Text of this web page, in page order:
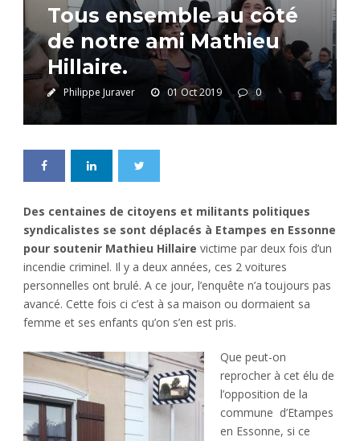
Tous ensemble au côté
de notre ami Mathieu
Hillaire.
Philippe Juraver 01 Oct 2019 0
Des centaines de citoyens et militants politiques
syndicalistes se sont déplacés à Etampes en Essonne
pour soutenir Mathieu Hillaire victime par deux fois d’un
incendie criminel. Il y a deux années, ces 2 voitures
personnelles ont brulé. A ce jour, l’enquête n’a toujours pas
avancé. Cette fois ci c’est à sa maison ou dormaient sa
femme et ses enfants qu’on s’en est pris.
Que peut-on
reprocher à cet élu de
l’opposition de la
commune d’Etampes
en Essonne, si ce